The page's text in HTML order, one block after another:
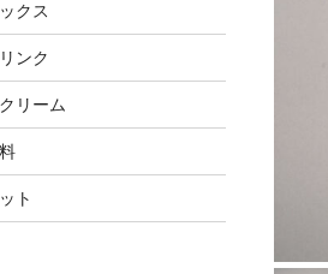
クス
ンク
リーム
ト